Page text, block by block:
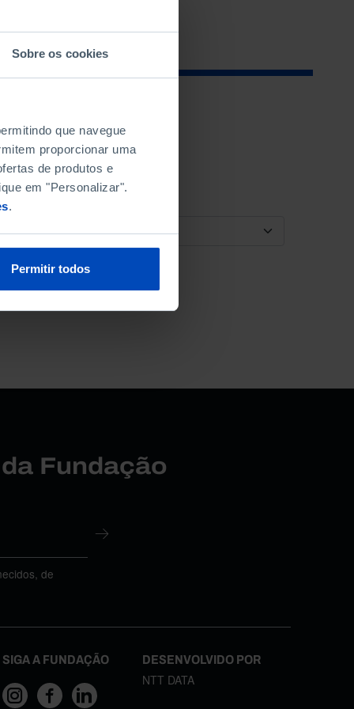
Sobre os cookies
que navegue
proporcionar uma
de produtos e
em "Personalizar".
.
Permitir todos
ORDENAR POR
Fundação
de
SIGA A FUNDAÇÃO DESENVOLVIDO POR
NTT DATA